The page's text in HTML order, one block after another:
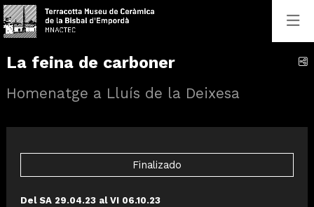
La feina de carboner
Homenatge a Lluís de la Deixesa
Finalizado
Del SA 29.04.23 al VI 06.10.23